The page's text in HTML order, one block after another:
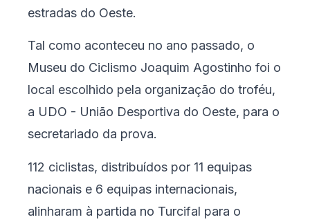
estradas do Oeste.
Tal como aconteceu no ano passado, o
Museu do Ciclismo Joaquim Agostinho foi o
local escolhido pela organização do troféu,
a UDO - União Desportiva do Oeste, para o
secretariado da prova.
112 ciclistas, distribuídos por 11 equipas
nacionais e 6 equipas internacionais,
alinharam à partida no Turcifal para o